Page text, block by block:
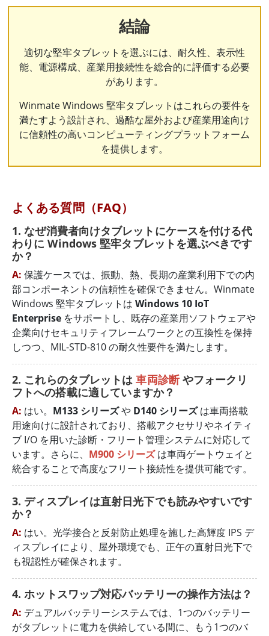
結論
適切な堅牢タブレットを選ぶには、耐久性、表示性
能、電源構成、産業用接続性を総合的に評価する必要
があります。
Winmate Windows 堅牢タブレットはこれらの要件を
満たすよう設計され、過酷な屋外および産業用途向け
に信頼性の高いコンピューティングプラットフォーム
を提供します。
よくある質問（FAQ）
1. なぜ消費者向けタブレットにケースを付ける代
わりに Windows 堅牢タブレットを選ぶべきです
か？
A: 保護ケースでは、振動、熱、長期の産業利用下での内
部コンポーネントの信頼性を確保できません。Winmate
Windows 堅牢タブレットは Windows 10 IoT
Enterprise をサポートし、既存の産業用ソフトウェアや
企業向けセキュリティフレームワークとの互換性を保持
しつつ、MIL-STD-810 の耐久性要件を満たします。
2. これらのタブレットは車両診断やフォークリ
フトへの搭載に適していますか？
A: はい。 M133 シリーズや D140 シリーズは車両搭載
用途向けに設計されており、搭載アクセサリやネイティ
ブ I/O を用いた診断・フリート管理システムに対応して
います。さらに、 M900 シリーズは車両ゲートウェイと
統合することで高度なフリート接続性を提供可能です。
3. ディスプレイは直射日光下でも読みやすいです
か？
A: はい。光学接合と反射防止処理を施した高輝度 IPS デ
ィスプレイにより、屋外環境でも、正午の直射日光下で
も視認性が確保されます。
4. ホットスワップ対応バッテリーの操作方法は？
A: デュアルバッテリーシステムでは、1つのバッテリー
がタブレットに電力を供給している間に、もう1つのバ